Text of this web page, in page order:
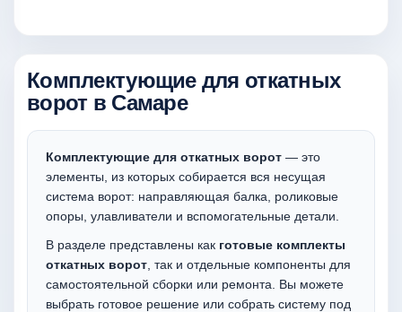
Комплектующие для откатных
ворот в Самаре
Комплектующие для откатных ворот — это
элементы, из которых собирается вся несущая
система ворот: направляющая балка, роликовые
опоры, улавливатели и вспомогательные детали.
В разделе представлены как готовые комплекты
откатных ворот , так и отдельные компоненты для
самостоятельной сборки или ремонта. Вы можете
выбрать готовое решение или собрать систему под